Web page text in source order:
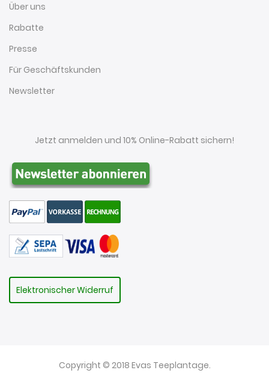
Über uns
Rabatte
Presse
Für Geschäftskunden
Newsletter
Jetzt anmelden und 10% Online-Rabatt sichern!
Elektronischer Widerruf
Copyright © 2018 Evas Teeplantage.